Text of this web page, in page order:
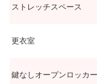
ストレッチスペース
更衣室
鍵なしオープンロッカー